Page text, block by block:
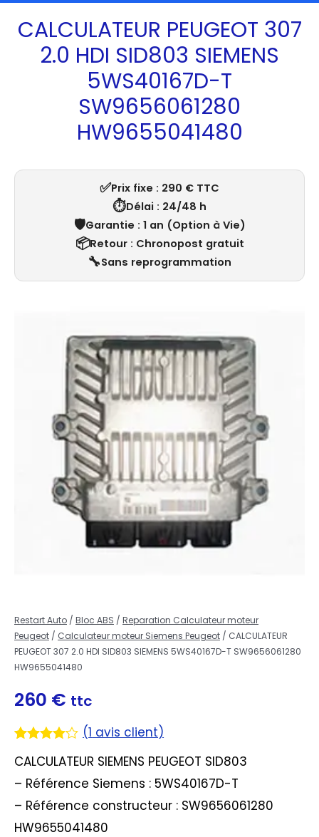
CALCULATEUR PEUGEOT 307
2.0 HDI SID803 SIEMENS
5WS40167D-T
SW9656061280
HW9655041480
✅Prix fixe : 290 € TTC
⏱️Délai : 24/48 h
🛡️Garantie : 1 an (Option à Vie)
📦Retour : Chronopost gratuit
🔧Sans reprogrammation
Restart Auto / Bloc ABS / Reparation Calculateur moteur
Peugeot / Calculateur moteur Siemens Peugeot / CALCULATEUR
PEUGEOT 307 2.0 HDI SID803 SIEMENS 5WS40167D-T SW9656061280
HW9655041480
260 € ttc
sur 5
sur
notation
client
(1 avis client)
CALCULATEUR SIEMENS PEUGEOT SID803
– Référence Siemens : 5WS40167D-T
– Référence constructeur : SW9656061280
HW9655041480